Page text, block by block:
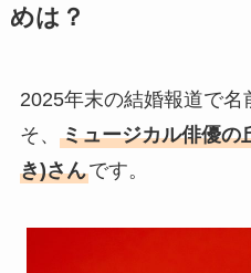
滝沢カ
の結婚
ルモン
めは？
2025年末の結婚報道で名
そ、 ミュージカル俳優の
き)さんです。